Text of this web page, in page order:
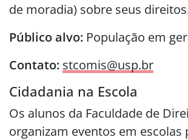
de moradia) sobre seus
Público alvo: População em
Contato: stcomis@usp.br
Cidadania na Escola
Os alunos da Faculdade de
organizam eventos em escolas